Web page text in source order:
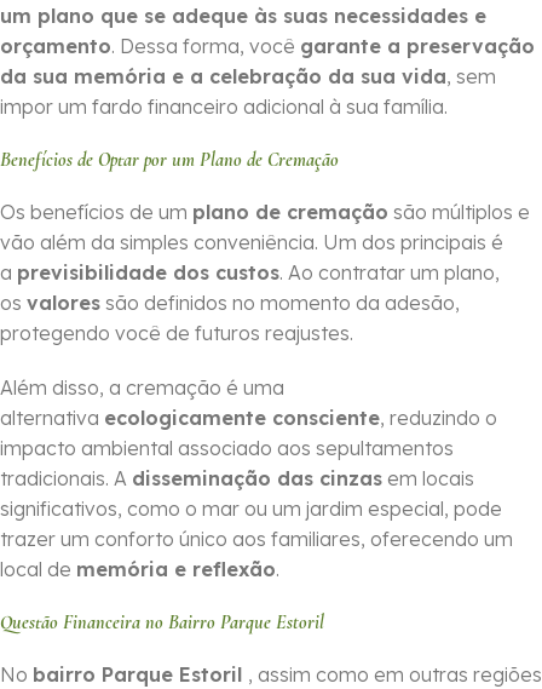
um plano que se adeque às suas necessidades e
orçamento. Dessa forma, você garante a preservação
da sua memória e a celebração da sua vida, sem
impor um fardo financeiro adicional à sua família.
Benefícios de Optar por um Plano de Cremação
Os benefícios de um plano de cremação são múltiplos e
vão além da simples conveniência. Um dos principais é
a previsibilidade dos custos. Ao contratar um plano,
os valores são definidos no momento da adesão,
protegendo você de futuros reajustes.
Além disso, a cremação é uma
alternativa ecologicamente consciente, reduzindo o
impacto ambiental associado aos sepultamentos
tradicionais. A disseminação das cinzas em locais
significativos, como o mar ou um jardim especial, pode
trazer um conforto único aos familiares, oferecendo um
local de memória e reflexão.
Questão Financeira no Bairro Parque Estoril
No bairro Parque Estoril , assim como em outras regiões